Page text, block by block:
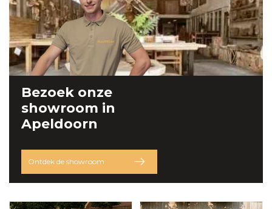
Bezoek onze
showroom in
Apeldoorn
Ontdek de showroom